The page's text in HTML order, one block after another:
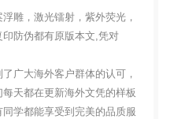
雕，激光镭射，紫外荧光，
印防伪都有原版本文,凭对
了广大海外客户群体的认可，
每天都在更新海外文凭的样板
同学都能享受到完美的品质服